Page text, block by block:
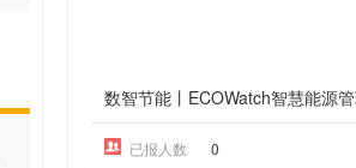
已报人数 0